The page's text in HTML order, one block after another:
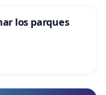
los parques